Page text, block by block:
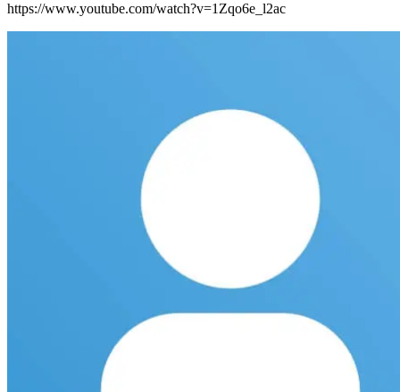
https://www.youtube.com/watch?v=1Zqo6e_l2ac